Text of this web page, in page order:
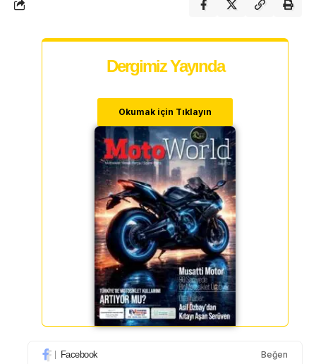
Dergimiz Yayında
Okumak için Tıklayın
Facebook Beğen